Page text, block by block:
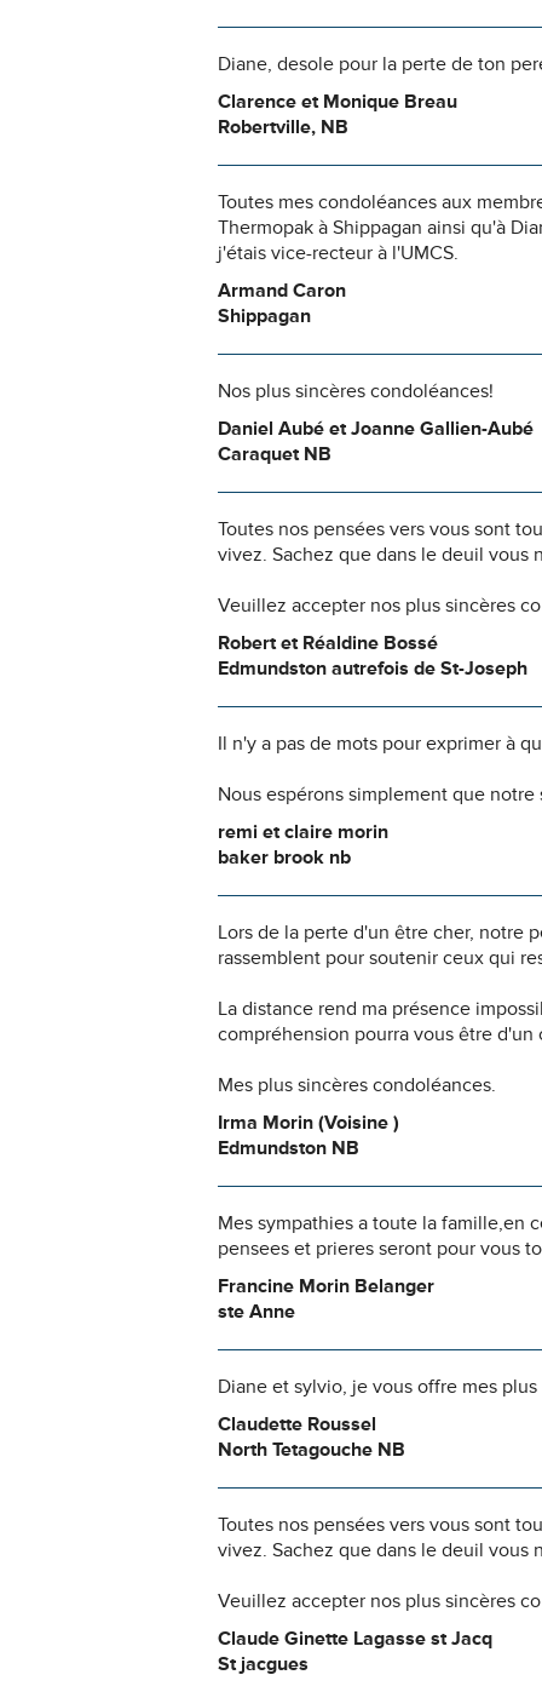
Diane, desole pour la perte de ton
Clarence et Monique Breau
Robertville, NB
Toutes mes condoléances aux
Thermopak à Shippagan ainsi qu'à
j'étais vice-recteur à l'UMCS.
Armand Caron
Shippagan
Nos plus sincères condoléances!
Daniel Aubé et Joanne Gallien-Aubé
Caraquet NB
Toutes nos pensées vers vous sont
vivez. Sachez que dans le deuil vous
Veuillez accepter nos plus sincères
Robert et Réaldine Bossé
Edmundston autrefois de St-Joseph
Il n'y a pas de mots pour exprimer à
Nous espérons simplement que
remi et claire morin
baker brook nb
Lors de la perte d'un être cher, notre
rassemblent pour soutenir ceux qui
La distance rend ma présence
compréhension pourra vous être d'un
Mes plus sincères condoléances.
Irma Morin (Voisine )
Edmundston NB
Mes sympathies a toute la famille,en
pensees et prieres seront pour vous
Francine Morin Belanger
ste Anne
Diane et sylvio, je vous offre mes
Claudette Roussel
North Tetagouche NB
Toutes nos pensées vers vous sont
vivez. Sachez que dans le deuil vous
Veuillez accepter nos plus sincères
Claude Ginette Lagasse st Jacq
St jacgues